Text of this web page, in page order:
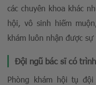
các chuyên khoa khác
hội, vô sinh hiếm
khám luôn nhận được
Đội ngũ bác sĩ có
Phòng khám hội tụ